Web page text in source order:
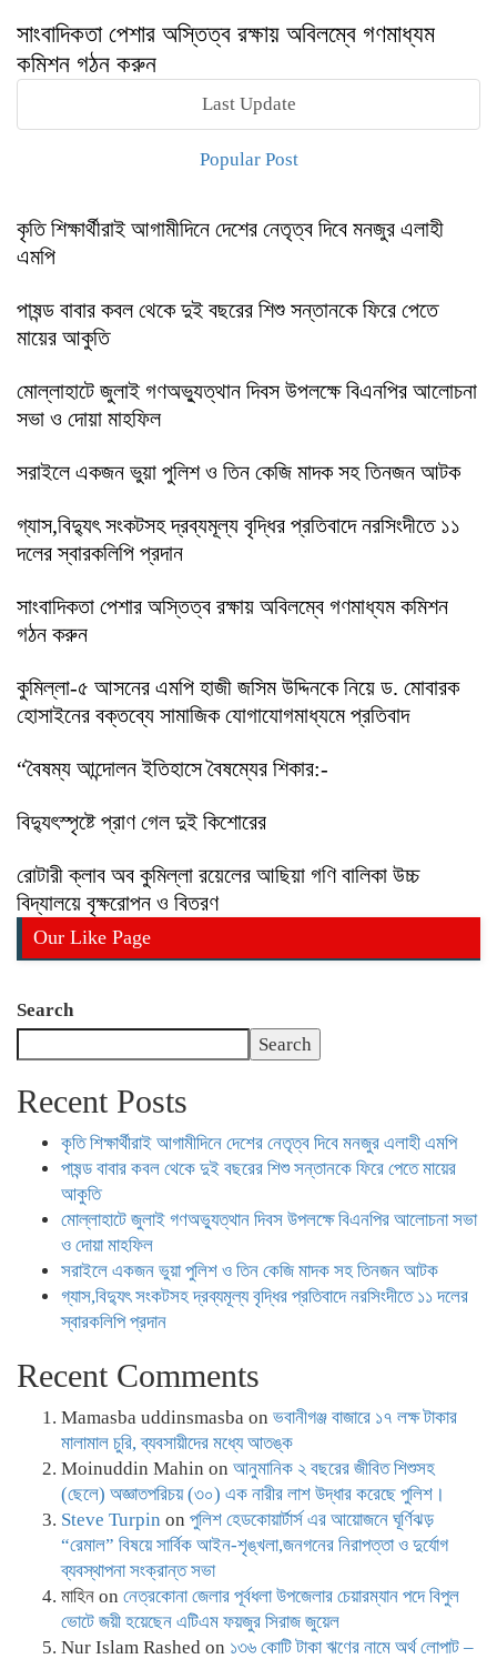
সাংবাদিকতা পেশার অস্তিত্ব রক্ষায় অবিলম্বে গণমাধ্যম
কমিশন গঠন করুন
Last Update
Popular Post
কৃতি শিক্ষার্থীরাই আগামীদিনে দেশের নেতৃত্ব দিবে মনজুর এলাহী
এমপি
পাষন্ড বাবার কবল থেকে দুই বছরের শিশু সন্তানকে ফিরে পেতে
মায়ের আকুতি
মোল্লাহাটে জুলাই গণঅভ্যুত্থান দিবস উপলক্ষে বিএনপির আলোচনা
সভা ও দোয়া মাহফিল
সরাইলে একজন ভুয়া পুলিশ ও তিন কেজি মাদক সহ তিনজন আটক
গ্যাস,বিদ্যুৎ সংকটসহ দ্রব্যমূল্য বৃদ্ধির প্রতিবাদে নরসিংদীতে ১১
দলের স্বারকলিপি প্রদান
সাংবাদিকতা পেশার অস্তিত্ব রক্ষায় অবিলম্বে গণমাধ্যম কমিশন
গঠন করুন
কুমিল্লা-৫ আসনের এমপি হাজী জসিম উদ্দিনকে নিয়ে ড. মোবারক
হোসাইনের বক্তব্যে সামাজিক যোগাযোগমাধ্যমে প্রতিবাদ
“বৈষম্য আন্দোলন ইতিহাসে বৈষম্যের শিকার:-
বিদ্যুৎস্পৃষ্টে প্রাণ গেল দুই কিশোরের
রোটারী ক্লাব অব কুমিল্লা রয়েলের আছিয়া গণি বালিকা উচ্চ
বিদ্যালয়ে বৃক্ষরোপন ও বিতরণ
Our Like Page
Search
Search
Recent Posts
কৃতি শিক্ষার্থীরাই আগামীদিনে দেশের নেতৃত্ব দিবে মনজুর এলাহী এমপি
পাষন্ড বাবার কবল থেকে দুই বছরের শিশু সন্তানকে ফিরে পেতে মায়ের
আকুতি
মোল্লাহাটে জুলাই গণঅভ্যুত্থান দিবস উপলক্ষে বিএনপির আলোচনা সভা
ও দোয়া মাহফিল
সরাইলে একজন ভুয়া পুলিশ ও তিন কেজি মাদক সহ তিনজন আটক
গ্যাস,বিদ্যুৎ সংকটসহ দ্রব্যমূল্য বৃদ্ধির প্রতিবাদে নরসিংদীতে ১১ দলের
স্বারকলিপি প্রদান
Recent Comments
Mamasba uddinsmasba on ভবানীগঞ্জ বাজারে ১৭ লক্ষ টাকার
মালামাল চুরি, ব্যবসায়ীদের মধ্যে আতঙ্ক
Moinuddin Mahin on আনুমানিক ২ বছরের জীবিত শিশুসহ
(ছেলে) অজ্ঞাতপরিচয় (৩০) এক নারীর লাশ উদ্ধার করেছে পুলিশ।
Steve Turpin on পুলিশ হেডকোয়ার্টার্স এর আয়োজনে ঘূর্ণিঝড়
“রেমাল” বিষয়ে সার্বিক আইন-শৃঙ্খলা,জনগনের নিরাপত্তা ও দুর্যোগ
ব্যবস্থাপনা সংক্রান্ত সভা
মাহিন on নেত্রকোনা জেলার পূর্বধলা উপজেলার চেয়ারম্যান পদে বিপুল
ভোটে জয়ী হয়েছেন এটিএম ফয়জুর সিরাজ জুয়েল
Nur Islam Rashed on ১৩৬ কোটি টাকা ঋণের নামে অর্থ লোপাট –